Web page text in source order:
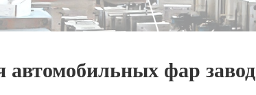
автомобильных фар завод